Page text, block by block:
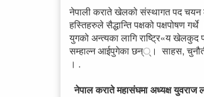
नेपाली कराते खेलको संस्थागत पद चयन
हस्तिहरुले सैद्धान्ति पक्षको पक्षपोषण
युगको अन्त्यका लागि राष्ट्रि«य खेलकुद
सम्हाल्न आईपुगेका छन््। साहस,
। .
नेपाल कराते महासंघमा अध्यक्ष